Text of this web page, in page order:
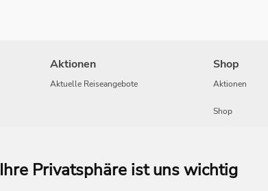
Ihre Privatsphäre ist uns wichtig
Aktionen
Aktuelle Reiseangebote
Shop
Aktionen
Shop